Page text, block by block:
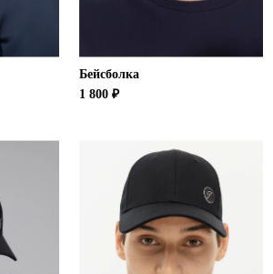
Бейсболка
1 800 ₽